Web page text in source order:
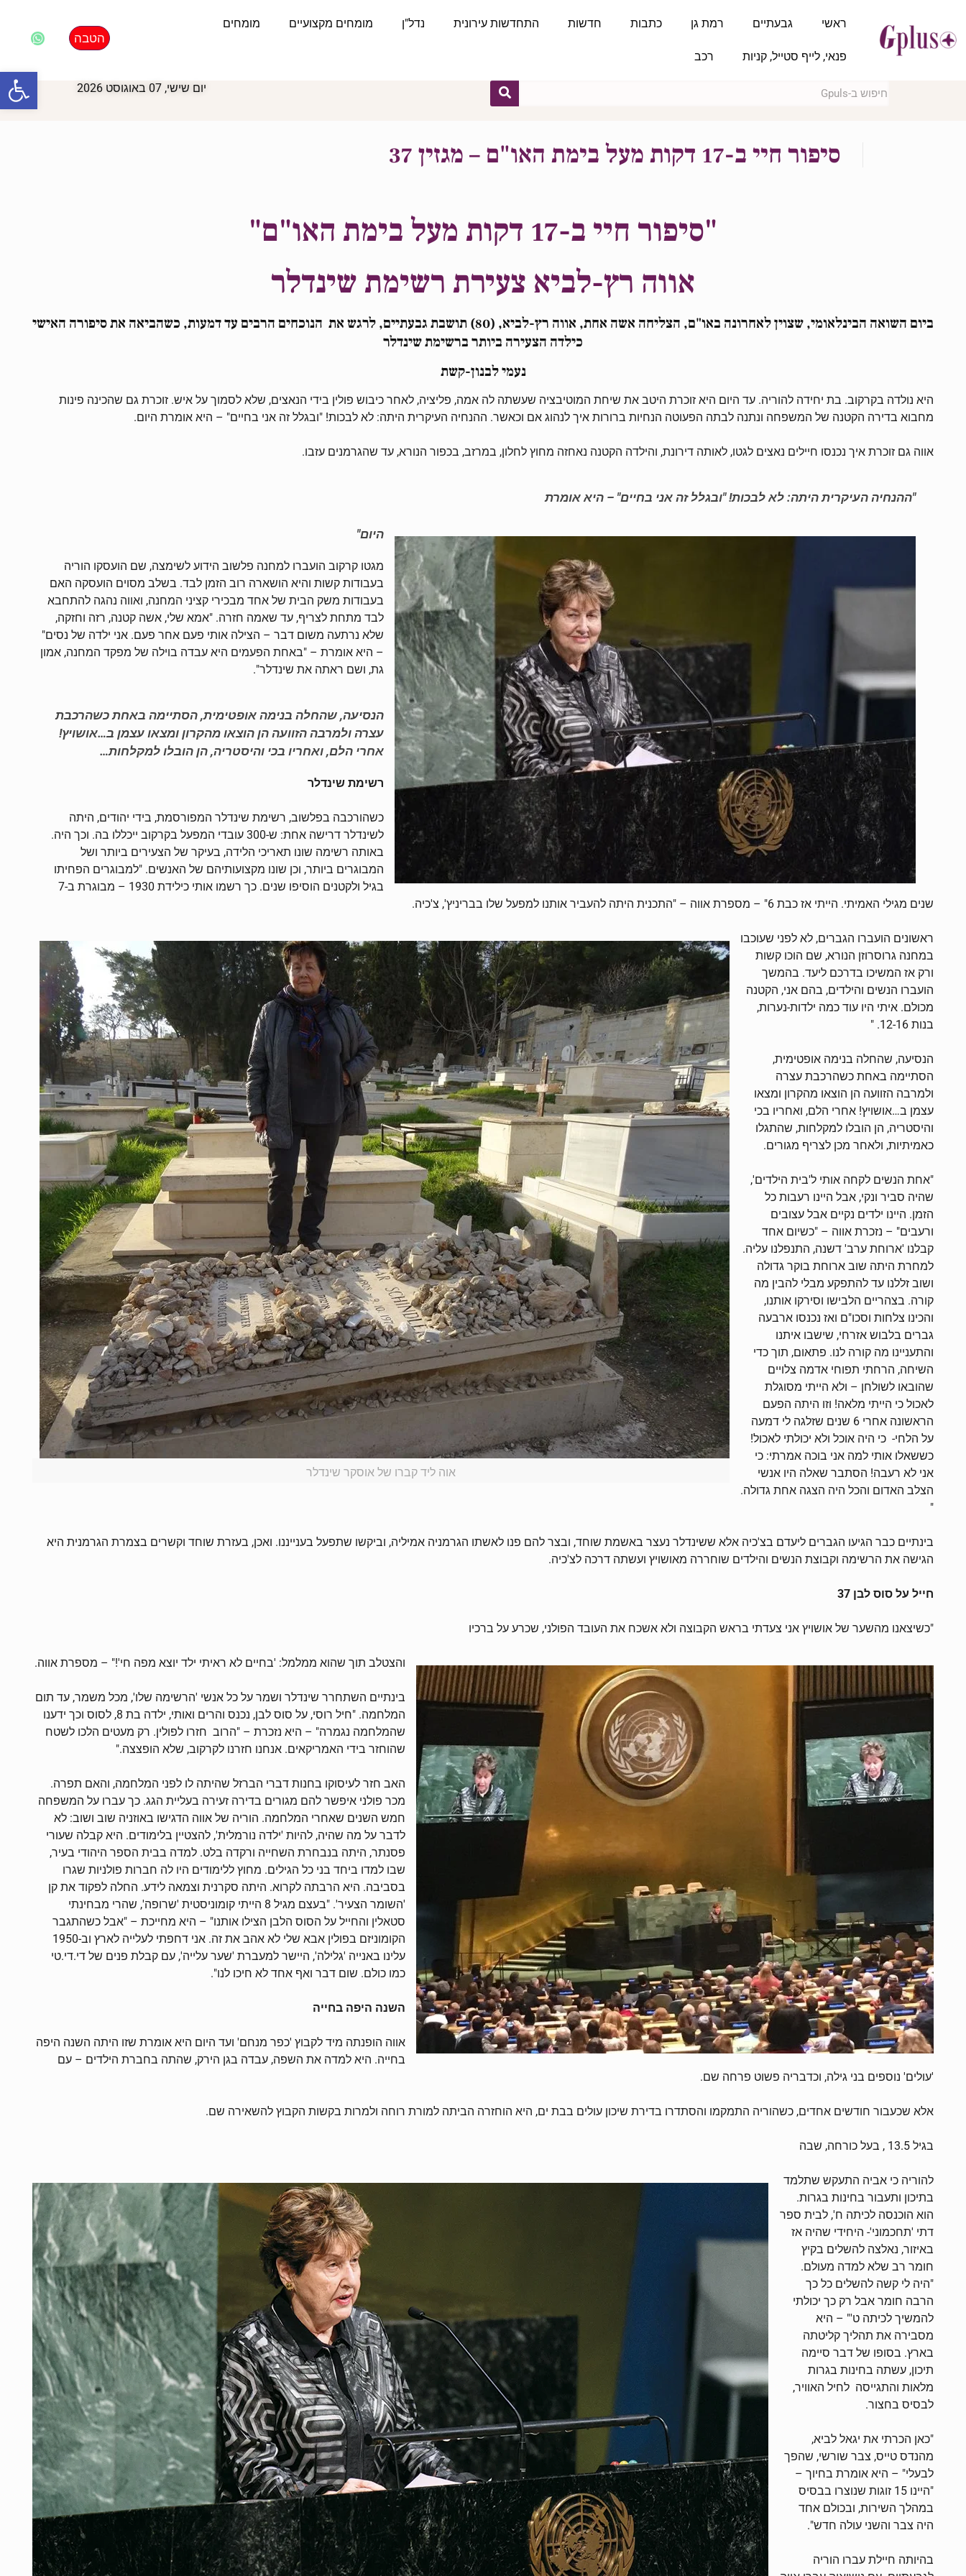
ראשי גבעתיים רמת גן כתבות חדשות התחדשות עירונית נדל"ן מומחים מקצועיים מומחים
פנאי, לייף סטייל, קניות רכב
הטבה
יום שישי, 07 באוגוסט 2026
סיפור חיי ב-17 דקות מעל בימת האו"ם – מגזין 37
"סיפור חיי ב-17 דקות מעל בימת האו"ם"
אווה רץ-לביא צעירת רשימת שינדלר
ביום השואה הבינלאומי, שצוין לאחרונה באו"ם, הצליחה אשה אחת, אווה רץ-לביא, (80) תושבת גבעתיים, לרגש את הנוכחים הרבים עד דמעות, כשהביאה את סיפורה האישי
כילדה הצעירה ביותר ברשימת שינדלר
נעמי לבנון-קשת
היא נולדה בקרקוב. בת יחידה להוריה. עד היום היא זוכרת היטב את שיחת המוטיבציה שעשתה לה אמה, פליציה, לאחר כיבוש פולין בידי הנאצים, שלא לסמוך על איש. זוכרת גם שהכינה פינות
מחבוא בדירה הקטנה של המשפחה ונתנה לבתה הפעוטה הנחיות ברורות איך לנהוג אם וכאשר. ההנחיה העיקרית היתה: לא לבכות! "ובגלל זה אני בחיים" – היא אומרת היום.
אווה גם זוכרת איך נכנסו חיילים נאצים לגטו, לאותה דירונת, והילדה הקטנה נאחזה מחוץ לחלון, במרזב, בכפור הנורא, עד שהגרמנים עזבו.
"ההנחיה העיקרית היתה: לא לבכות! "ובגלל זה אני בחיים" – היא אומרת
היום"
מגטו קרקוב הועברו למחנה פלשוב הידוע לשימצה, שם הועסקו הוריה
בעבודות קשות והיא הושארה רוב הזמן לבד. בשלב מסוים הועסקה האם
בעבודות משק הבית של אחד מבכירי קציני המחנה, ואווה נהגה להתחבא
לבד מתחת לצריף, עד שאמה חזרה. "אמא שלי, אשה קטנה, רזה וחזקה,
שלא נרתעה משום דבר – הצילה אותי פעם אחר פעם. אני ילדה של נסים"
– היא אומרת – "באחת הפעמים היא עבדה בוילה של מפקד המחנה, אמון
גת, ושם ראתה את שינדלר".
הנסיעה, שהחלה בנימה אופטימית, הסתיימה באחת כשהרכבת
עצרה ולמרבה הזוועה הן הוצאו מהקרון ומצאו עצמן ב…אושויץ!
אחרי הלם, ואחריו בכי והיסטריה, הן הובלו למקלחות…
רשימת שינדלר
כשהורכבה בפלשוב, רשימת שינדלר המפורסמת, בידי יהודים, היתה
לשינדלר דרישה אחת: ש-300 עובדי המפעל בקרקוב ייכללו בה. וכך היה.
באותה רשימה שונו תאריכי הלידה, בעיקר של הצעירים ביותר ושל
המבוגרים ביותר, וכן שונו מקצועותיהם של האנשים. "למבוגרים הפחיתו
בגיל ולקטנים הוסיפו שנים. כך רשמו אותי כילידת 1930 – מבוגרת ב-7
שנים מגילי האמיתי. הייתי אז כבת 6" – מספרת אווה – "התכנית היתה להעביר אותנו למפעל שלו בבריניץ', צ'כיה.
אוה ליד קברו של אוסקר שינדלר
ראשונים הועברו הגברים, לא לפני שעוכבו
במחנה גרוסרוזן הנורא, שם הוכו קשות
ורק אז המשיכו בדרכם ליעד. בהמשך
הועברו הנשים והילדים, בהם אני, הקטנה
מכולם. איתי היו עוד כמה ילדות-נערות,
בנות 12-16. "
הנסיעה, שהחלה בנימה אופטימית,
הסתיימה באחת כשהרכבת עצרה
ולמרבה הזוועה הן הוצאו מהקרון ומצאו
עצמן ב…אושויץ! אחרי הלם, ואחריו בכי
והיסטריה, הן הובלו למקלחות, שהתגלו
כאמיתיות, ולאחר מכן לצריף מגורים.
"אחת הנשים לקחה אותי ל'בית הילדים',
שהיה סביר ונקי, אבל היינו רעבות כל
הזמן. היינו ילדים נקיים אבל עצובים
ורעבים" – נזכרת אווה – "כשיום אחד
קבלנו 'ארוחת ערב' דשנה, התנפלנו עליה.
למחרת היתה שוב ארוחת בוקר גדולה
ושוב זללנו עד להתפקע מבלי להבין מה
קורה. בצהריים הלבישו וסירקו אותנו,
והכינו צלחות וסכו"ם ואז נכנסו ארבעה
גברים בלבוש אזרחי, שישבו איתנו
והתעניינו מה קורה לנו. פתאום, תוך כדי
השיחה, הרחתי תפוחי אדמה צלויים
שהובאו לשולחן – ולא הייתי מסוגלת
לאכול כי הייתי מלאה! וזו היתה הפעם
הראשונה אחרי 6 שנים שזלגה לי דמעה
על הלחי- כי היה אוכל ולא יכולתי לאכול!
כששאלו אותי למה אני בוכה אמרתי: כי
אני לא רעבה! הסתבר שאלה היו אנשי
הצלב האדום והכל היה הצגה אחת גדולה.
"
בינתיים כבר הגיעו הגברים ליעדם בצ'כיה אלא ששינדלר נעצר באשמת שוחד, ובצר להם פנו לאשתו הגרמניה אמיליה, וביקשו שתפעל בענייננו. ואכן, בעזרת שוחד וקשרים בצמרת הגרמנית היא
הגישה את הרשימה וקבוצת הנשים והילדים שוחררה מאושויץ ועשתה דרכה לצ'כיה.
חייל על סוס לבן 37
"כשיצאנו מהשער של אושויץ אני צעדתי בראש הקבוצה ולא אשכח את העובד הפולני, שכרע על ברכיו
והצטלב תוך שהוא ממלמל: 'בחיים לא ראיתי ילד יוצא מפה חי'!" – מספרת אווה.
בינתיים השתחרר שינדלר ושמר על כל אנשי 'הרשימה שלו', מכל משמר, עד תום
המלחמה. "חיל רוסי, על סוס לבן, נכנס והרים ואותי, ילדה בת 8, לסוס וכך ידענו
שהמלחמה נגמרה" – היא נזכרת – "הרוב חזרו לפולין. רק מעטים הלכו לשטח
שהוחזר בידי האמריקאים. אנחנו חזרנו לקרקוב, שלא הופצצה."
האב חזר לעיסוקו בחנות דברי הברזל שהיתה לו לפני המלחמה, והאם תפרה.
מכר פולני איפשר להם מגורים בדירה זעירה בעליית הגג. כך עברו על המשפחה
חמש השנים שאחרי המלחמה. הוריה של אווה הדגישו באוזניה שוב ושוב: לא
לדבר על מה שהיה, להיות 'ילדה נורמלית', להצטיין בלימודים. היא קבלה שעורי
פסנתר, היתה בנבחרת השחייה ורקדה בלט. למדה בבית הספר היהודי בעיר,
שבו למדו ביחד בני כל הגילים. מחוץ ללימודים היו לה חברות פולניות שגרו
בסביבה. היא הרבתה לקרוא. היתה סקרנית וצמאה לידע. החלה לפקוד את קן
'השומר הצעיר'. "בעצם מגיל 8 הייתי קומוניסטית 'שרופה', שהרי מבחינתי
סטאלין והחייל על הסוס הלבן הצילו אותנו" – היא מחייכת – "אבל כשהתגבר
הקומוניזם בפולין אבא שלי לא אהב את זה. אני דחפתי לעלייה לארץ וב-1950
עלינו באנייה 'גלילה', היישר למעברת 'שער עלייה', עם קבלת פנים של די.די.טי
כמו כולם. שום דבר ואף אחד לא חיכו לנו".
השנה היפה בחייה
אווה הופנתה מיד לקבוץ 'כפר מנחם' ועד היום היא אומרת שזו היתה השנה היפה
בחייה. היא למדה את השפה, עבדה בגן הירק, שהתה בחברת הילדים – עם
'עולים' נוספים בני גילה, וכדבריה פשוט פרחה שם.
אלא שכעבור חודשים אחדים, כשהוריה התמקמו והסתדרו בדירת שיכון עולים בבת ים, היא הוחזרה הביתה למורת רוחה ולמרות בקשות הקבוץ להשאירה שם.
בגיל 13.5 , בעל כורחה, שבה
להוריה כי אביה התעקש שתלמד
בתיכון ותעבור בחינות בגרות.
הוא הוכנסה לכיתה ח', לבית ספר
דתי 'תחכמוני'- היחידי שהיה אז
באיזור, נאלצה להשלים בקיץ
חומר רב שלא למדה מעולם.
"היה לי קשה להשלים כל כך
הרבה חומר אבל רק כך יכולתי
להמשיך לכיתה ט'" – היא
מסבירה את תהליך קליטתה
בארץ. בסופו של דבר סיימה
תיכון, עשתה בחינות בגרות
מלאות והתגייסה לחיל האוויר,
לבסיס בחצור.
"כאן הכרתי את יגאל לביא,
מהנדס טייס, צבר שורשי, שהפך
לבעלי" – היא אומרת בחיוך –
"היינו 15 זוגות שנוצרו בבסיס
במהלך השירות, ובכולם אחד
היה צבר והשני עולה חדש".
בהיותה חיילת עברו הוריה
פתח